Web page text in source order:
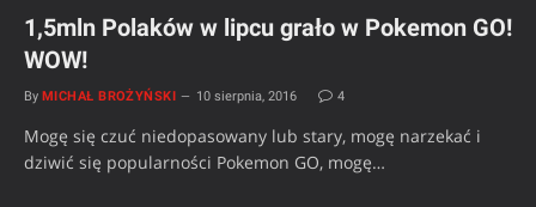
1,5mln Polaków w lipcu grało w Pokemon GO!
WOW!
By MICHAŁ BROŻYŃSKI 10 sierpnia, 2016 4
Mogę się czuć niedopasowany lub stary, mogę narzekać i
dziwić się popularności Pokemon GO, mogę…